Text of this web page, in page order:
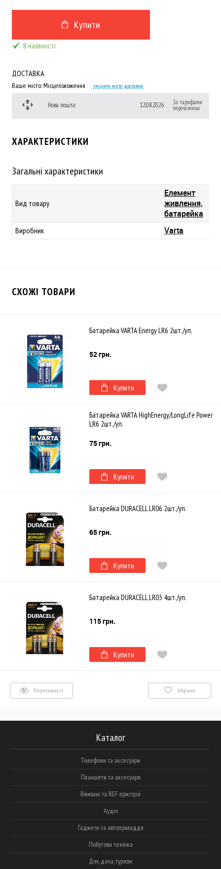
Купити
В наявності
ДОСТАВКА
Ваше місто:Місцеположення змінити місто доставки
Нова пошта: 12.08.2026 За тарифами
перевізника
ХАРАКТЕРИСТИКИ
Загальні характеристики
Вид товару
Елемент
живлення,
батарейка
Виробник Varta
СХОЖІ ТОВАРИ
Батарейка VARTA Energy LR6 2шт./уп.
52 грн.
Купити
Батарейка VARTA HighEnergy/LongLife Power
LR6 2шт./уп.
75 грн.
Купити
Батарейка DURACELL LR06 2шт./уп.
65 грн.
Купити
Батарейка DURACELL LR03 4шт./уп.
115 грн.
Купити
Переглянуті Обране
Каталог
Телефони та аксесуари
Планшети та аксесуари
Вживані та REF пристрої
Аудіо
Гаджети та автоприладдя
Побутова техніка
Дім, дача, туризм